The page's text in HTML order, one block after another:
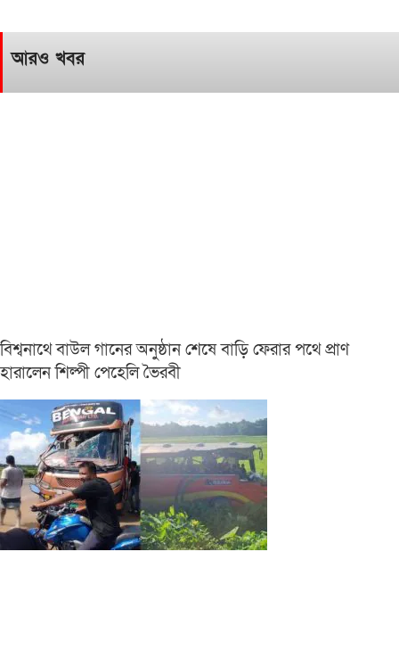
আরও খবর
বিশ্বনাথে বাউল গানের অনুষ্ঠান শেষে বাড়ি ফেরার পথে প্রাণ
হারালেন শিল্পী পেহেলি ভৈরবী